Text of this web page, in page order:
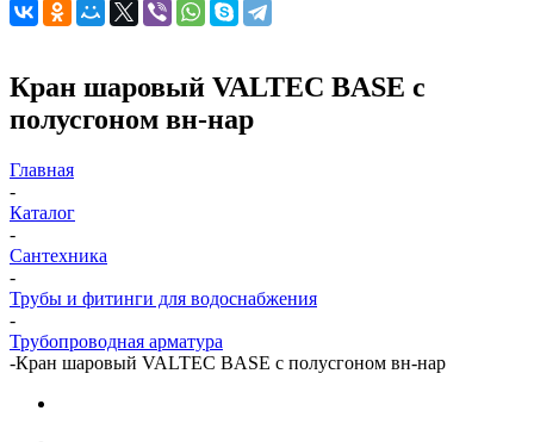
Кран шаровый VALTEC BASE с
полусгоном вн-нар
Главная
-
Каталог
-
Сантехника
-
Трубы и фитинги для водоснабжения
-
Трубопроводная арматура
-Кран шаровый VALTEC BASE с полусгоном вн-нар